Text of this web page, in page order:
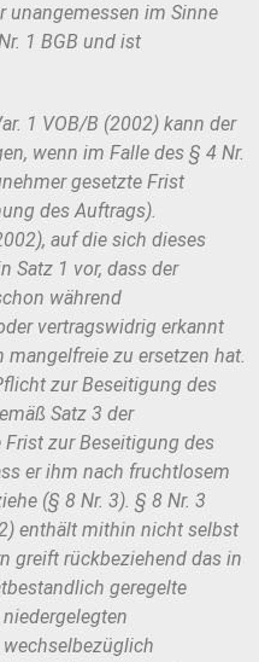
unangemessen im Sinne
1 BGB und ist
1 VOB/B (2002) kann der
wenn im Falle des § 4 Nr.
gesetzte Frist
des Auftrags).
auf die sich dieses
Satz 1 vor, dass der
während
vertragswidrig erkannt
mangelfreie zu ersetzen hat.
zurBeseitigung des
Satz 3 der
Frist zur Beseitigung des
er ihm nach fruchtlosem
(§ 8 Nr. 3). § 8 Nr. 3
enthält mithin nicht selbst
greift rückbeziehend das in
geregelte